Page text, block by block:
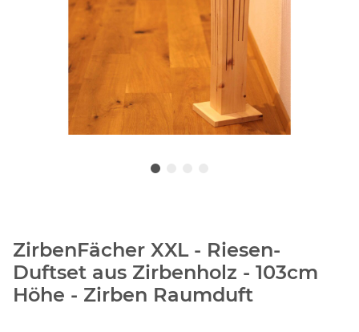
ZirbenFächer XXL - Riesen-
Duftset aus Zirbenholz - 103cm
Höhe - Zirben Raumduft